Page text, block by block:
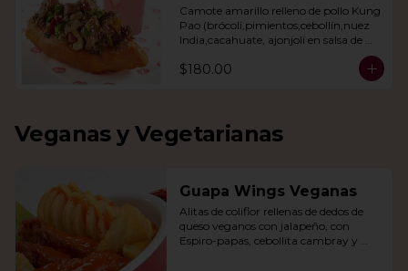
Camote amarillo relleno de pollo Kung
Pao (brócoli,pimientos,cebollín,nuez
India,cacahuate, ajonjolí en salsa de
$180.00
Veganas y Vegetarianas
Guapa Wings Veganas
Alitas de coliflor rellenas de dedos de
queso veganos con jalapeño, con
Espiro-papas, cebollita cambray y